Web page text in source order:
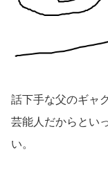
話下手な父のギャ
芸能人だからとい
い。